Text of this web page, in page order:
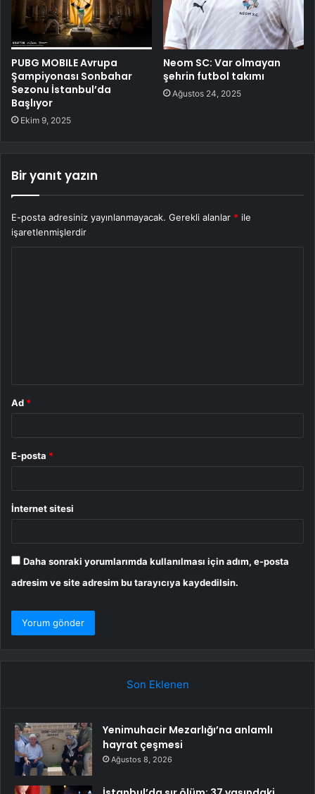
PUBG MOBILE Avrupa
Şampiyonası Sonbahar
Sezonu İstanbul’da
Başlıyor
Ekim 9, 2025
Neom SC: Var olmayan
şehrin futbol takımı
Ağustos 24, 2025
Bir yanıt yazın
E-posta adresiniz yayınlanmayacak. Gerekli alanlar * ile
işaretlenmişlerdir
Ad *
E-posta *
İnternet sitesi
Daha sonraki yorumlarımda kullanılması için adım, e-posta
adresim ve site adresim bu tarayıcıya kaydedilsin.
Son Eklenen
Yenimuhacir Mezarlığı’na anlamlı
hayrat çeşmesi
Ağustos 8, 2026